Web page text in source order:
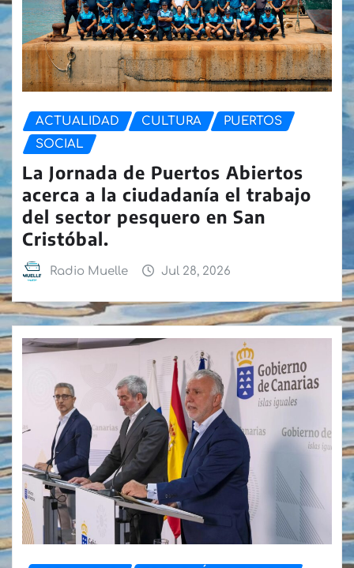
ACTUALIDAD CULTURA
PUERTOS
SOCIAL
La Jornada de Puertos Abiertos
acerca a la ciudadanía el trabajo
del sector pesquero en San
Cristóbal.
Radio Muelle Jul 28, 2026